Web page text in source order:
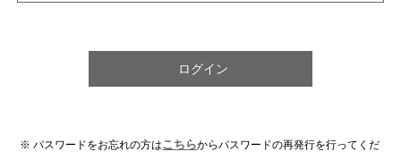
※ パスワードをお忘れの方はこちらからパスワードの再発行を行ってくだ